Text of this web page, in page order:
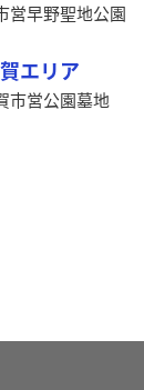
営早野聖地公園
エリア
市営公園墓地